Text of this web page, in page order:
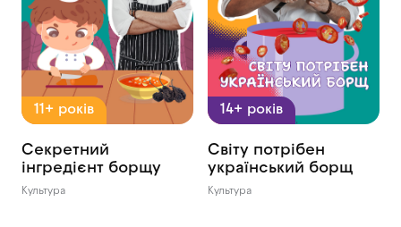
11+ років
Секретний
інгредієнт борщу
Культура
14+ років
Світу потрібен
український борщ
Культура